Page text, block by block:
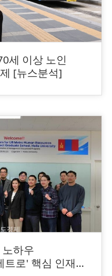
세 이상 노인
[뉴스분석]
하우
로' 핵심 인재